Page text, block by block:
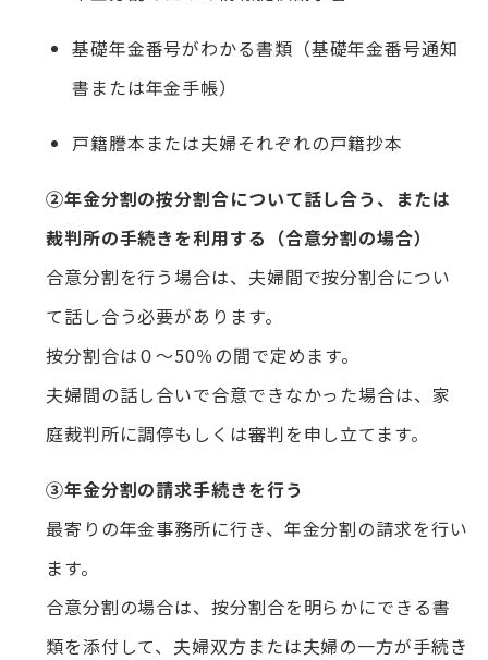
基礎年金番号がわかる書類（基礎年金番号通知
書または年金手帳）
戸籍謄本または夫婦それぞれの戸籍抄本
②年金分割の按分割合について話し合う、または
裁判所の手続きを利用する（合意分割の場合）
合意分割を行う場合は、夫婦間で按分割合につい
て話し合う必要があります。
按分割合は０～50％の間で定めます。
夫婦間の話し合いで合意できなかった場合は、家
庭裁判所に調停もしくは審判を申し立てます。
③年金分割の請求手続きを行う
最寄りの年金事務所に行き、年金分割の請求を行い
ます。
合意分割の場合は、按分割合を明らかにできる書
類を添付して、夫婦双方または夫婦の一方が手続き